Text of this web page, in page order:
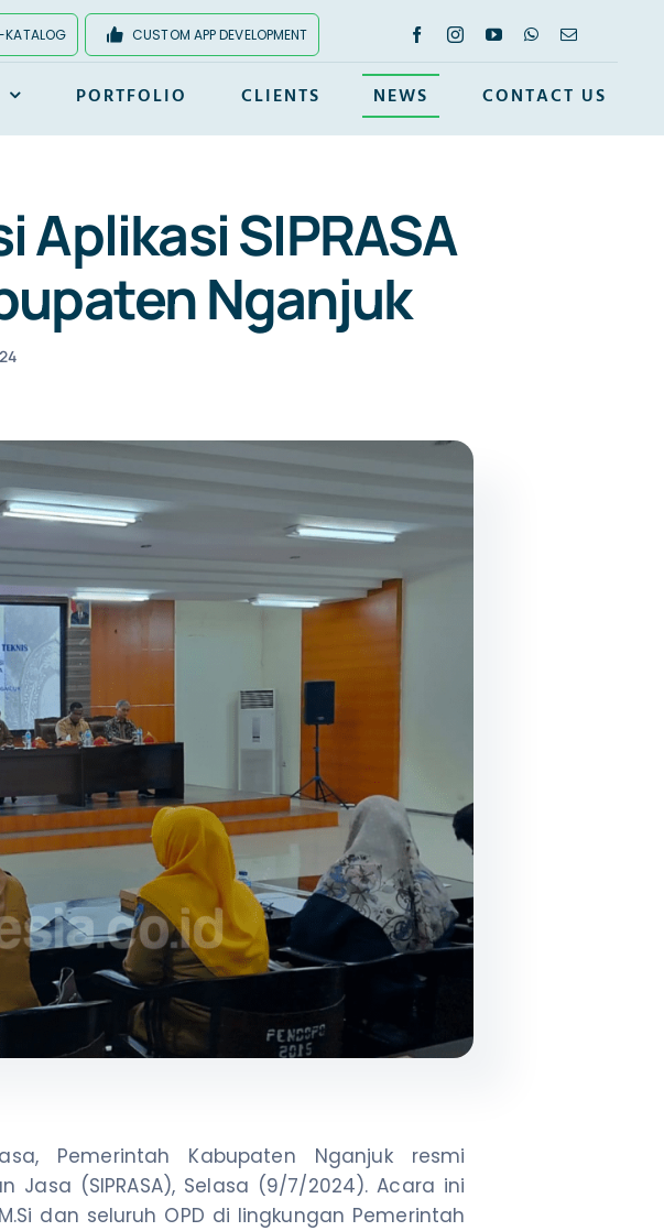
KATALOG CUSTOM APP DEVELOPMENT
PORTFOLIO CLIENTS NEWS CONTACT US
Aplikasi SIPRASA
Nganjuk
Pemerintah Kabupaten Nganjuk resmi
(SIPRASA), Selasa (9/7/2024). Acara ini
dan seluruh OPD di lingkungan Pemerintah